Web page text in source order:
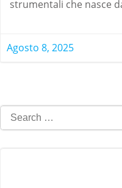
strumentali che nasce
Agosto 8, 2025
Search
for: